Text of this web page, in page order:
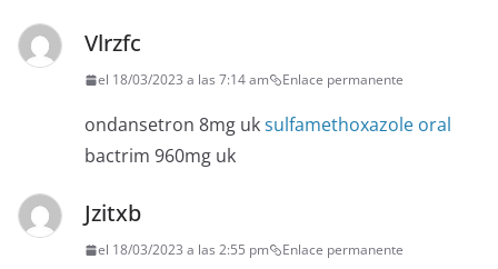
Vlrzfc
el 18/03/2023 a las 7:14 am Enlace permanente
ondansetron 8mg uksulfamethoxazole oral
bactrim 960mg uk
Jzitxb
el 18/03/2023 a las 2:55 pm Enlace permanente